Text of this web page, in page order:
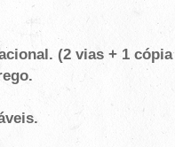
(2 vias + 1 cópia